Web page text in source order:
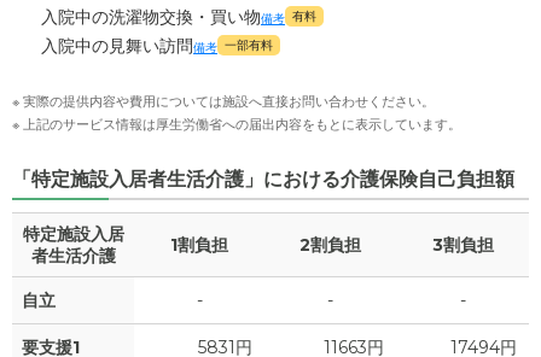
入院中の洗濯物交換・買い物備考 有料
入院中の見舞い訪問備考 一部有料
※ 実際の提供内容や費用については施設へ直接お問い合わせください。
※ 上記のサービス情報は厚生労働省への届出内容をもとに表示しています。
「特定施設入居者生活介護」における介護保険自己負担額
特定施設入居
者生活介護
1割負担 2割負担 3割負担
自立 - - -
要支援1 5831円 11663円 17494円